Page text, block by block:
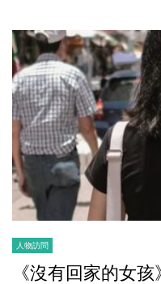
人物訪問
《沒有回家的女